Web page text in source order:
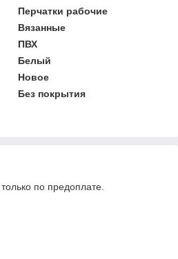
Перчатки рабочие
Вязанные
ПВХ
Белый
Новое
Без покрытия
по предоплате.